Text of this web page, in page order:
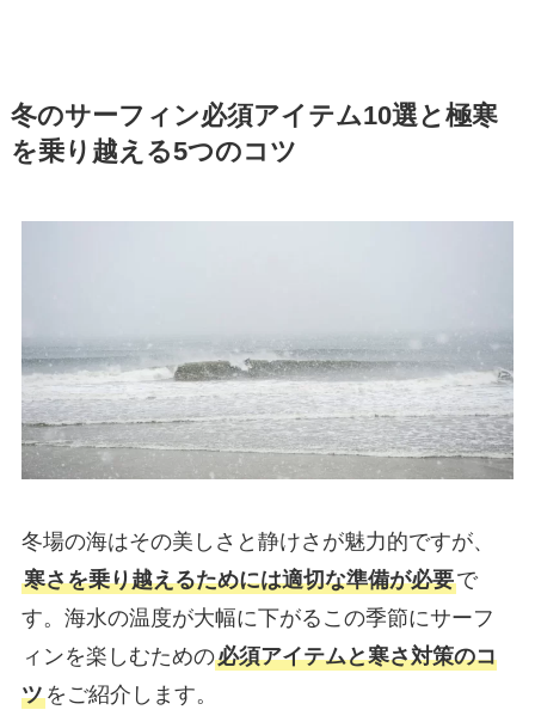
冬のサーフィン必須アイテム10選と極寒
を乗り越える5つのコツ
冬場の海はその美しさと静けさが魅力的ですが、
寒さを乗り越えるためには適切な準備が必要で
す。海水の温度が大幅に下がるこの季節にサーフ
ィンを楽しむための必須アイテムと寒さ対策のコ
ツをご紹介します。